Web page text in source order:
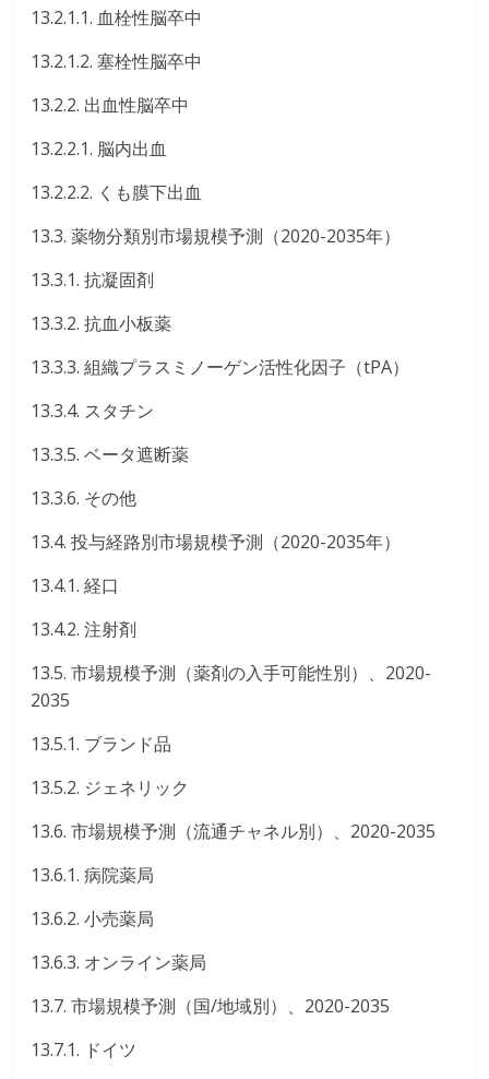
13.2.1.1. 血栓性脳卒中
13.2.1.2. 塞栓性脳卒中
13.2.2. 出血性脳卒中
13.2.2.1. 脳内出血
13.2.2.2. くも膜下出血
13.3. 薬物分類別市場規模予測（2020-2035年）
13.3.1. 抗凝固剤
13.3.2. 抗血小板薬
13.3.3. 組織プラスミノーゲン活性化因子（tPA）
13.3.4. スタチン
13.3.5. ベータ遮断薬
13.3.6. その他
13.4. 投与経路別市場規模予測（2020-2035年）
13.4.1. 経口
13.4.2. 注射剤
13.5. 市場規模予測（薬剤の入手可能性別）、2020-
2035
13.5.1. ブランド品
13.5.2. ジェネリック
13.6. 市場規模予測（流通チャネル別）、2020-2035
13.6.1. 病院薬局
13.6.2. 小売薬局
13.6.3. オンライン薬局
13.7. 市場規模予測（国/地域別）、2020-2035
13.7.1. ドイツ